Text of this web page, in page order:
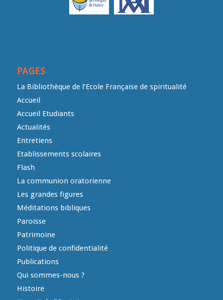
PAGES
La Bibliothèque de l’Ecole Française de spiritualité
Accueil
Accueil Etudiants
Actualités
Entretiens
Etablissements scolaires
Flash
La communion oratorienne
Les grandes figures
Méditations bibliques
Paroisse
Patrimoine
Politique de confidentialité
Publications
Qui sommes-nous ?
Histoire